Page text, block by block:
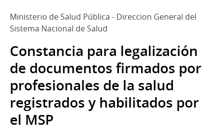
Ministerio de Salud Pública - Direccion General del
Sistema Nacional de Salud
Constancia para legalización
de documentos firmados por
profesionales de la salud
registrados y habilitados por
el MSP